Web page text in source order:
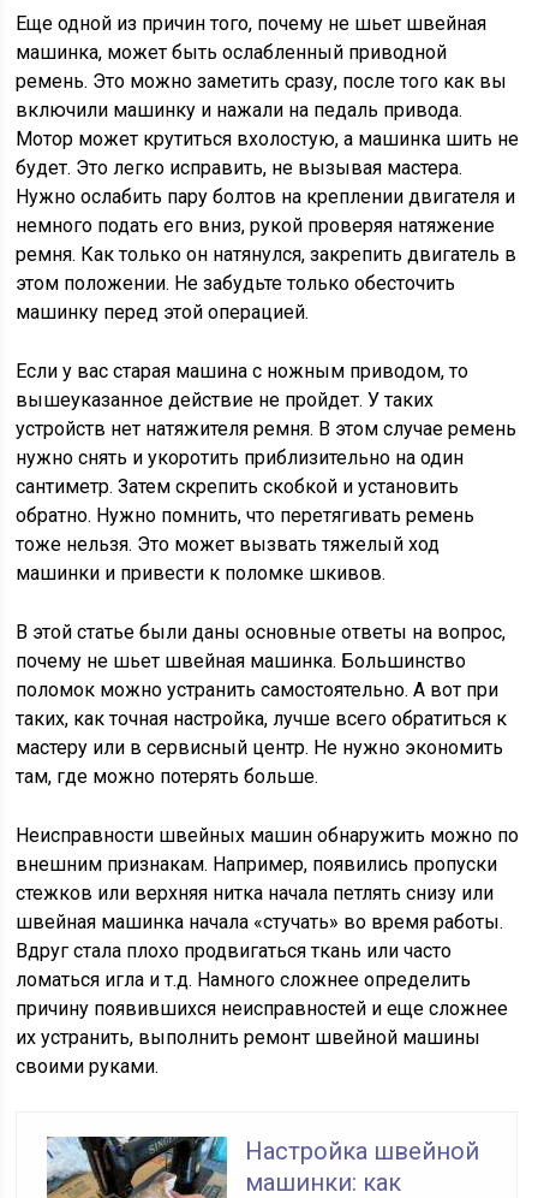
Еще одной из причин того, почему не шьет швейная
машинка, может быть ослабленный приводной
ремень. Это можно заметить сразу, после того как вы
включили машинку и нажали на педаль привода.
Мотор может крутиться вхолостую, а машинка шить не
будет. Это легко исправить, не вызывая мастера.
Нужно ослабить пару болтов на креплении двигателя и
немного подать его вниз, рукой проверяя натяжение
ремня. Как только он натянулся, закрепить двигатель в
этом положении. Не забудьте только обесточить
машинку перед этой операцией.
Если у вас старая машина с ножным приводом, то
вышеуказанное действие не пройдет. У таких
устройств нет натяжителя ремня. В этом случае ремень
нужно снять и укоротить приблизительно на один
сантиметр. Затем скрепить скобкой и установить
обратно. Нужно помнить, что перетягивать ремень
тоже нельзя. Это может вызвать тяжелый ход
машинки и привести к поломке шкивов.
В этой статье были даны основные ответы на вопрос,
почему не шьет швейная машинка. Большинство
поломок можно устранить самостоятельно. А вот при
таких, как точная настройка, лучше всего обратиться к
мастеру или в сервисный центр. Не нужно экономить
там, где можно потерять больше.
Неисправности швейных машин обнаружить можно по
внешним признакам. Например, появились пропуски
стежков или верхняя нитка начала петлять снизу или
швейная машинка начала «стучать» во время работы.
Вдруг стала плохо продвигаться ткань или часто
ломаться игла и т.д. Намного сложнее определить
причину появившихся неисправностей и еще сложнее
их устранить, выполнить ремонт швейной машины
своими руками.
Настройка швейной
машинки: как